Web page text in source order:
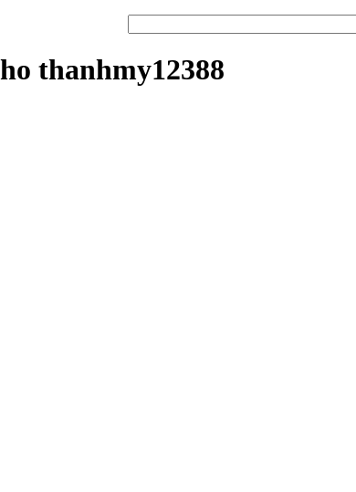
thanhmy12388